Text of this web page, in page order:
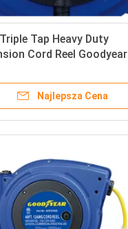
Tap Heavy Duty
Cord Reel Goodyear
Najlepsza Cena